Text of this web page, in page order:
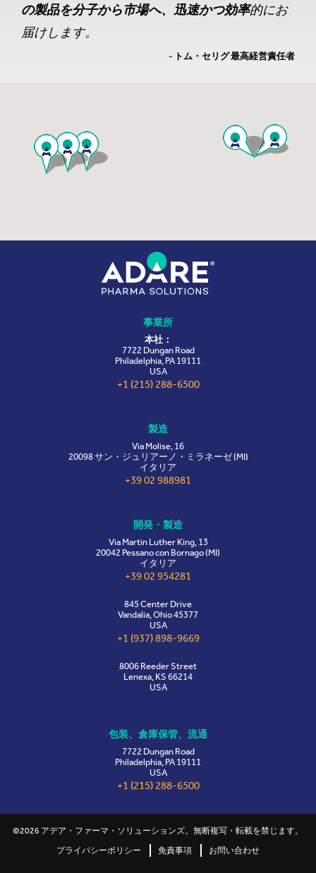
の製品を分子から市場へ、迅速かつ効率的にお
届けします。
- トム・セリグ 最高経営責任者
事業所
本社：
7722 Dungan Road
Philadelphia, PA 19111
USA
+1 (215) 288-6500
製造
Via Molise, 16
20098 サン・ジュリアーノ・ミラネーゼ (MI)
イタリア
+39 02 988981
開発・製造
Via Martin Luther King, 13
20042 Pessano con Bornago (MI)
イタリア
+39 02 954281
845 Center Drive
Vandalia, Ohio 45377
USA
+1 (937) 898-9669
8006 Reeder Street
Lenexa, KS 66214
USA
包装、倉庫保管、流通
7722 Dungan Road
Philadelphia, PA 19111
USA
+1 (215) 288-6500
©2026 アデア・ファーマ・ソリューションズ。無断複写・転載を禁じます。
プライバシーポリシー
免責事項 お問い合わせ